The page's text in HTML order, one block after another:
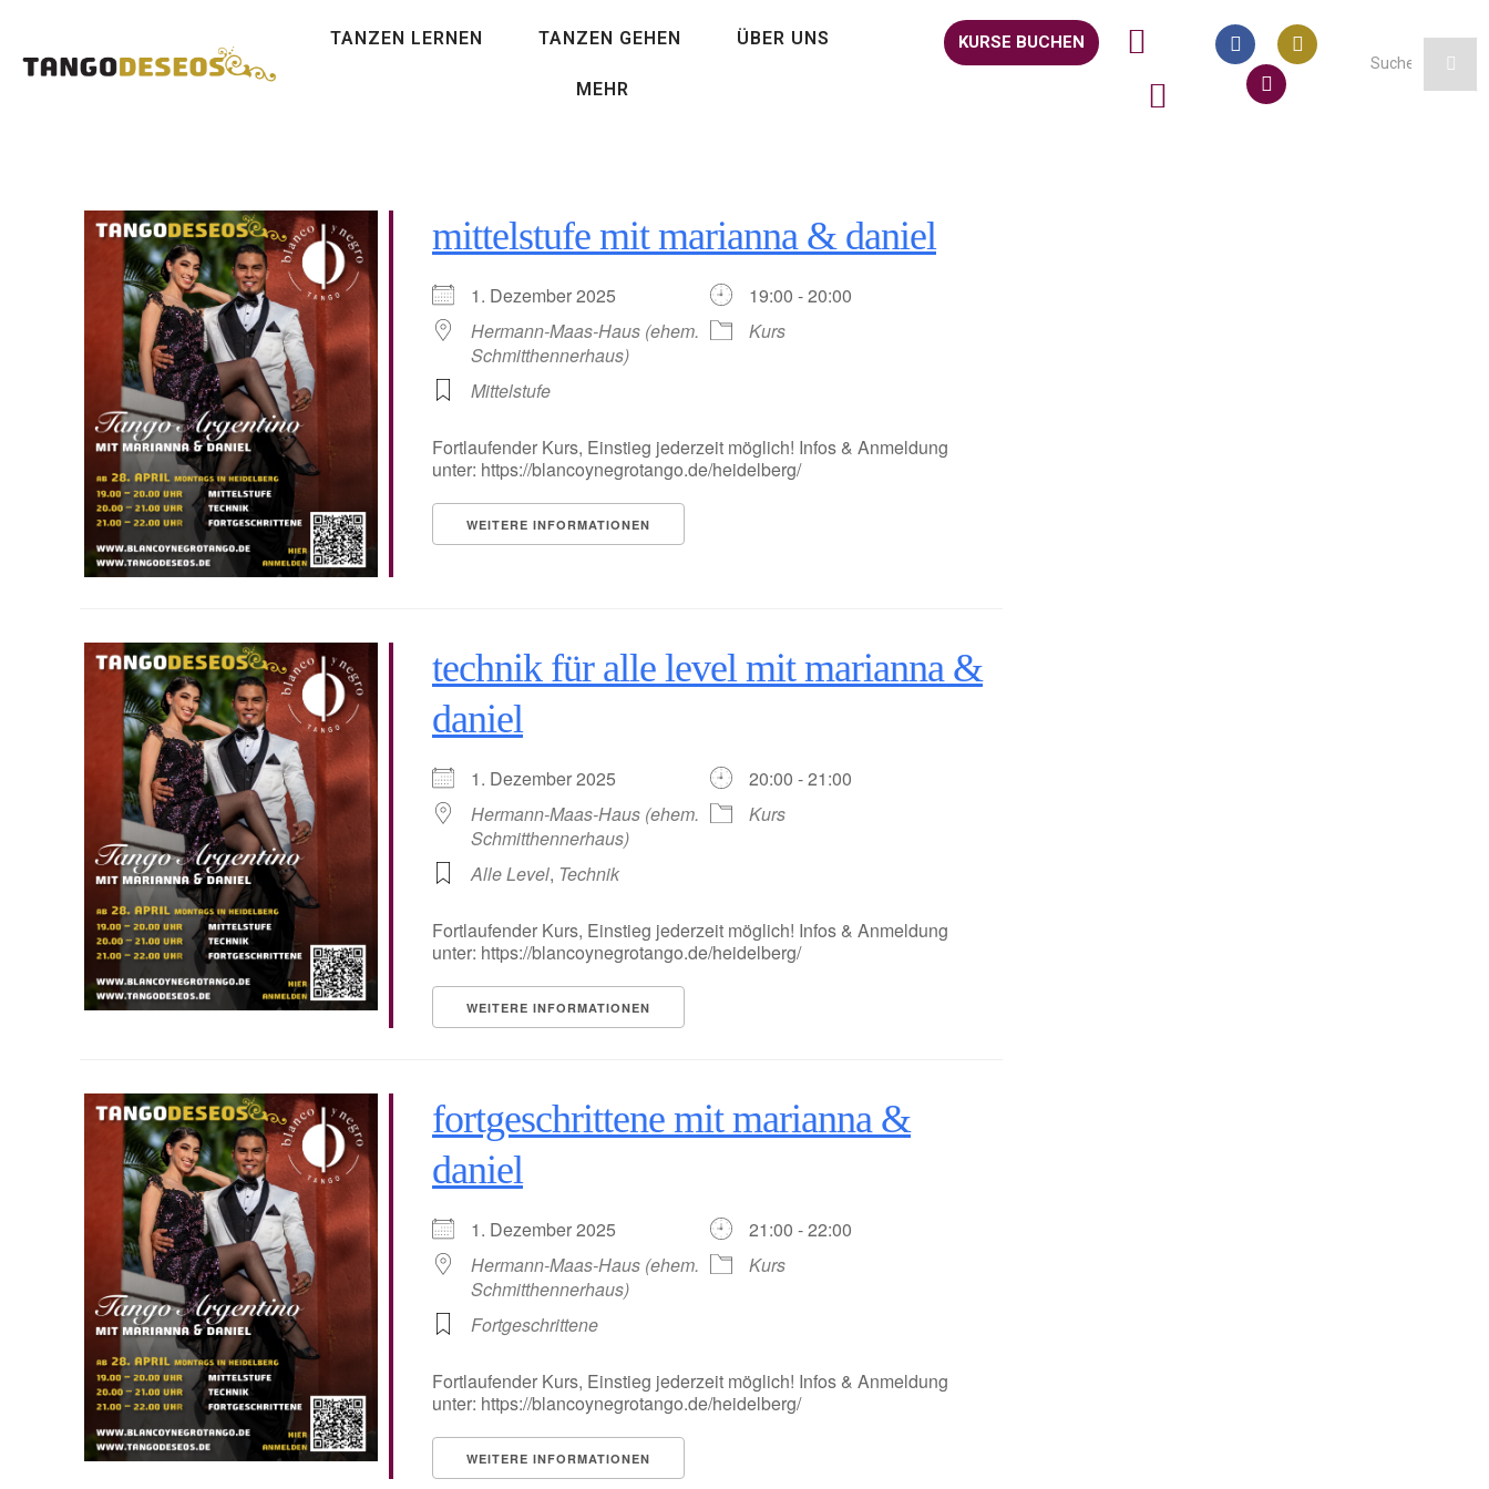
TANZEN LERNEN TANZEN GEHEN ÜBER UNS
MEHR
KURSE BUCHEN
mittelstufe mit marianna & daniel
1. Dezember 2025
19:00 - 20:00
Hermann-Maas-Haus (ehem.
Schmitthennerhaus)
Kurs
Mittelstufe
Fortlaufender Kurs, Einstieg jederzeit möglich! Infos & Anmeldung
unter: https://blancoynegrotango.de/heidelberg/
WEITERE INFORMATIONEN
technik für alle level mit marianna &
daniel
1. Dezember 2025
20:00 - 21:00
Hermann-Maas-Haus (ehem.
Schmitthennerhaus)
Kurs
Alle Level, Technik
Fortlaufender Kurs, Einstieg jederzeit möglich! Infos & Anmeldung
unter: https://blancoynegrotango.de/heidelberg/
WEITERE INFORMATIONEN
fortgeschrittene mit marianna &
daniel
1. Dezember 2025
21:00 - 22:00
Hermann-Maas-Haus (ehem.
Schmitthennerhaus)
Kurs
Fortgeschrittene
Fortlaufender Kurs, Einstieg jederzeit möglich! Infos & Anmeldung
unter: https://blancoynegrotango.de/heidelberg/
WEITERE INFORMATIONEN